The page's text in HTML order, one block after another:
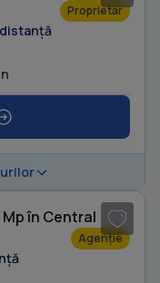
Proprietar
în Central
Agenție